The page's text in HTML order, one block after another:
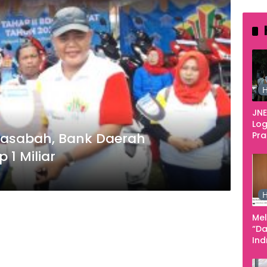
Bank Daerah
1 Miliar